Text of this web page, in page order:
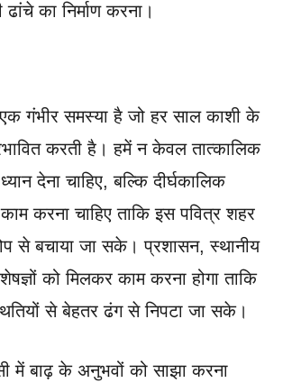
ढांचे का निर्माण करना।
एक गंभीर समस्या है जो हर साल काशी के
करती है। हमें न केवल तात्कालिक
देना चाहिए, बल्कि दीर्घकालिक
करना चाहिए ताकि इस पवित्र शहर
से बचाया जा सके। प्रशासन, स्थानीय
को मिलकर काम करना होगा ताकि
से बेहतर ढंग से निपटा जा सके।
में बाढ़ के अनुभवों को साझा करना